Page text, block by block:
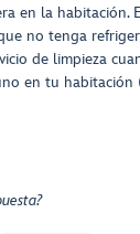
en la habitación.
no tenga
de limpieza
en tu habitación